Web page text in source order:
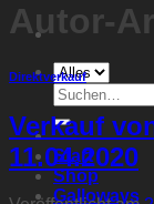
Suchen
nach:
Start
Shop
Galloways
Autor-
Direktverkauf
Verkauf
11.04.2020